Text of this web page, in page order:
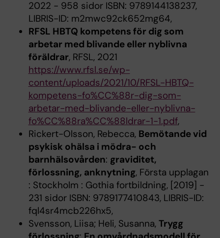
2022 - 958 sidor ISBN: 9789144138237,
LIBRIS-ID: m2mwc92ck652mg64,
RFSL HBTQ kompetens för dig som
arbetar med blivande eller nyblivna
föräldrar, RFSL, 2021
https://www.rfsl.se/wp-
content/uploads/2021/10/RFSL-HBTQ-
kompetens-fo%CC%88r-dig-som-
arbetar-med-blivande-eller-nyblivna-
fo%CC%88ra%CC%88ldrar-1-1.pdf,
Rickert-Olsson, Rebecca, Bemötande vid
psykisk ohälsa i mödra- och
barnhälsovården: graviditet,
förlossning, anknytning, Första upplagan
: Stockholm : Gothia fortbildning, [2019] -
231 sidor ISBN: 9789177410843, LIBRIS-ID:
fql4sr4mcb226hx5,
Svensson, Liisa; Heli, Susanna, Trygg